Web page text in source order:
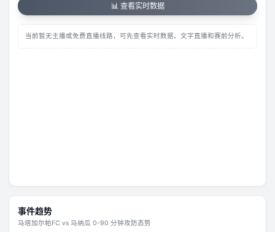
📊 查看实时数据
当前暂无主播或免费直播线路，可先查看实时数据、文字直播和赛前分析。
事件趋势
马塔加尔帕FC vs 马纳瓜 0-90 分钟攻防态势